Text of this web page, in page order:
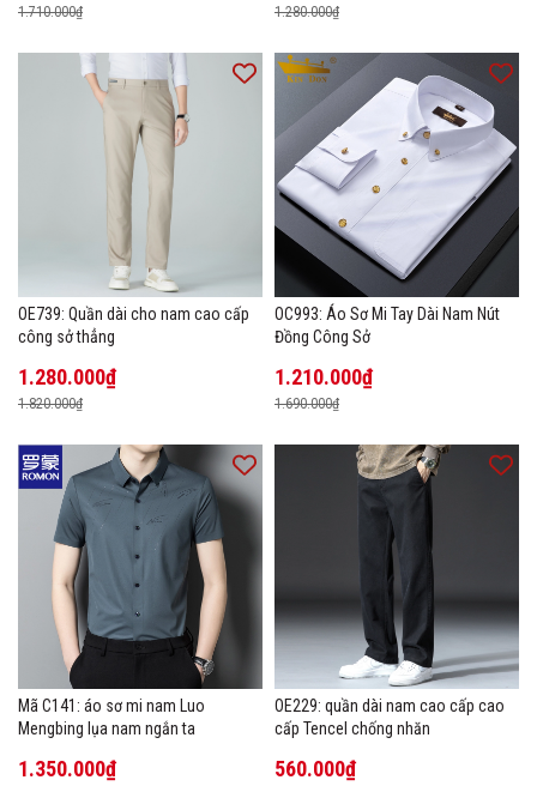
1.710.000₫ 1.280.000₫
OE739: Quần dài cho nam cao cấp
công sở thẳng
1.280.000₫
1.820.000₫
OC993: Áo Sơ Mi Tay Dài Nam Nút
Đồng Công Sở
1.210.000₫
1.690.000₫
Mã C141: áo sơ mi nam Luo
Mengbing lụa nam ngắn ta
1.350.000₫
OE229: quần dài nam cao cấp cao
cấp Tencel chống nhăn
560.000₫